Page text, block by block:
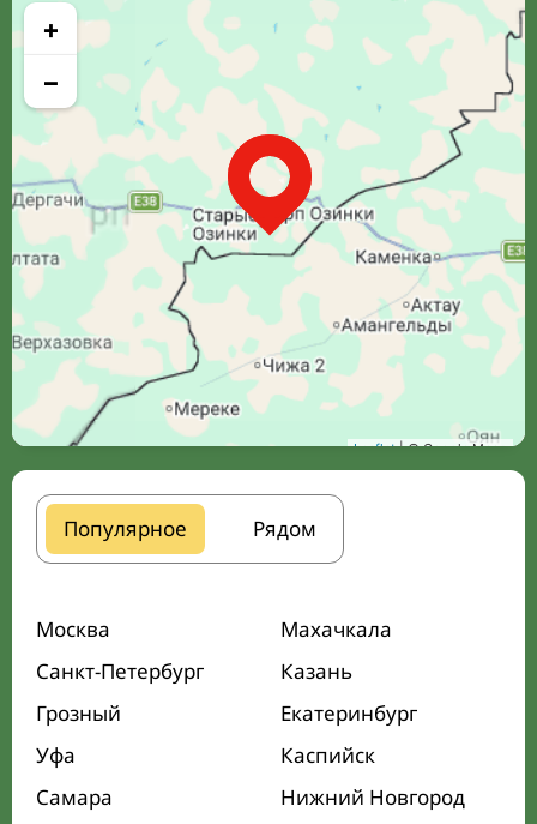
+
−
Leaflet| © Google Maps
Популярное Рядом
Москва
Махачкала
Санкт-Петербург
Казань
Грозный
Екатеринбург
Уфа
Каспийск
Самара
Нижний Новгород